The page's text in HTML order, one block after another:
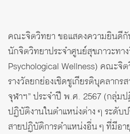
คณะจิตวิทยา ขอแสดงความยินดี
นักจิตวิทยาประจำศูนย์สุขภาวะทา
Psychological Wellness) คณะจิ
รางวัลยกย่องเชิดชูเกียรติบุคลาก
จุฬาฯ” ประจำปี พ.ศ. 2567 (กลุ่ม
ปฏิบัติงานในตำแหน่งต่าง ๆ ระดั
สายปฏิบัติการตำแหน่งอื่น ๆ ที่มีอ